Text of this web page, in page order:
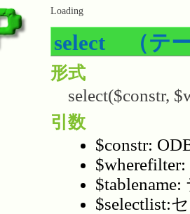
Loading
select （テ
形式
select($constr,
引数
$constr:
$selectlist: